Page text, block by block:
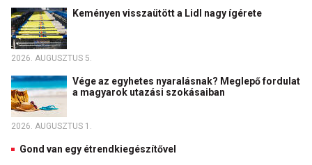
Keményen visszaütött a Lidl nagy ígérete
2026. AUGUSZTUS 5.
Vége az egyhetes nyaralásnak? Meglepő fordulat
a magyarok utazási szokásaiban
2026. AUGUSZTUS 1.
Gond van egy étrendkiegészítővel